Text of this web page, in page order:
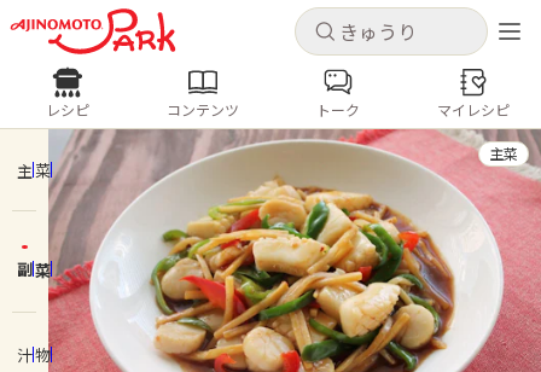
キャンセル
ログインするとレシピを保存できます
ログイン
ホーム
コンテンツ
キャンセル
レシピ コンテンツ
人気の食材・レシピ
きゅうり なす トマト
とうもろこし
ピーマン
みょうが ゴーヤ
レシピ コンテンツ トーク マイレシピ
主菜
副菜
汁物
主菜